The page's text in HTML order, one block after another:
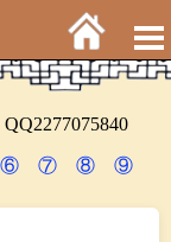
⑥ ⑦ ⑧ ⑨